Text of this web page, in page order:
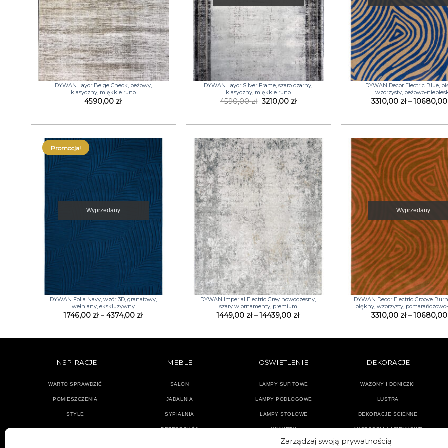
Zarządzaj swoją prywatnością
+
DYWAN Layor Beige Check, beżowy,
klasyczny, miękkie runo
4590,00 zł
+
DYWAN Layor Silver Frame, szaro czarny,
klasyczny, miękkie runo
4590,00zł Pierwotna
cena
3210,00 złAktualna
+
DYWAN Decor Electric Blue,
wzorzysty, beżowo-
3310,00 zł – 10680,00
Promocja!
Wyprzedany
DYWAN Folia Navy, wzór 3D, granatowy,
wełniany, ekskluzywny
1746,00 zł – 4374,00 złZakres
do
+
DYWAN Imperial Electric Grey nowoczesny,
szary w ornamenty, premium
1449,00 zł – 14439,00 złZakres
do
+
Wyprzedany
DYWAN Decor Electric Groove
piękny, wzorzysty,
3310,00 zł – 10680,00
INSPIRACJE
WARTO SPRAWDZIĆ
POMIESZCZENIA
STYLE
MEBLE
SALON
JADALNIA
SYPIALNIA
PRZEDPOKÓJ
OŚWIETLENIE
LAMPY SUFITOWE
LAMPY PODŁOGOWE
LAMPY STOŁOWE
KINKIETY
DEKORACJE
WAZONY I DONICZKI
LUSTRA
DEKORACJE ŚCIENNE
AKCESORIA ŁAZIENKOWE
TEKSTYLIA